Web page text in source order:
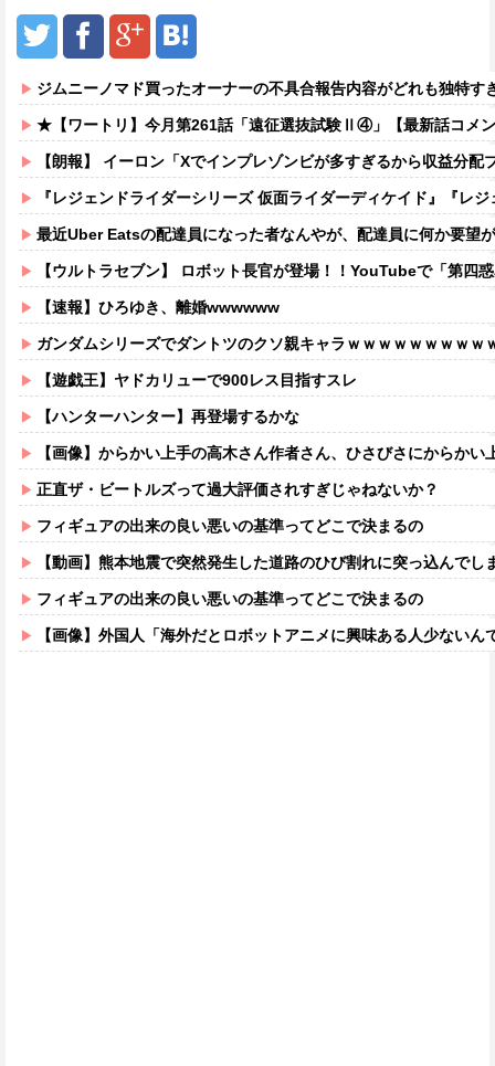
ジムニーノマド買ったオーナーの不具合報告内容がどれも独特
★【ワートリ】今月第261話「遠征選抜試験Ⅱ④」【最新話コメ
【朗報】 イーロン「Xでインプレゾンビが多すぎるから収益分配
『レジェンドライダーシリーズ 仮面ライダーディケイド』『レジェンドライダーシリーズ 仮面ライダー
最近Uber Eatsの配達員になった者なんやが、配達員に何か要望
【ウルトラセブン】 ロボット長官が登場！！YouTubeで「第四
【速報】ひろゆき、離婚wwwwww
ガンダムシリーズでダントツのクソ親キャラｗｗｗｗｗｗｗｗｗ
【遊戯王】ヤドカリューで900レス目指すスレ
【ハンターハンター】再登場するかな
【画像】からかい上手の高木さん作者さん、ひさびさにからかい上手の高木
正直ザ・ビートルズって過大評価されすぎじゃねないか？
フィギュアの出来の良い悪いの基準ってどこで決まるの
【動画】熊本地震で突然発生した道路のひび割れに突っ込んでし
フィギュアの出来の良い悪いの基準ってどこで決まるの
【画像】外国人「海外だとロボットアニメに興味ある人少ないん